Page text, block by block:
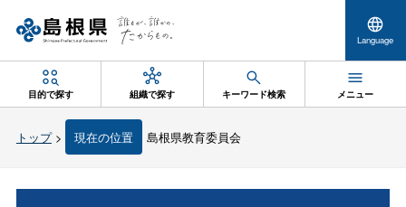
Language
目的で探す 組織で探す キーワード検索 メニュー
トップ> 現在の位置 島根県教育委員会